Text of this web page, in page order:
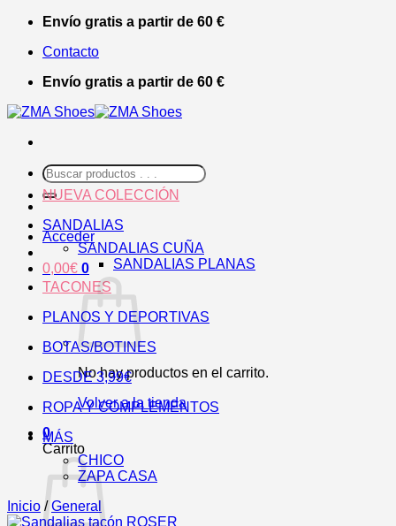
Saltar
contenido
Envío gratis a partir de 60 €
Contacto
Envío gratis a partir de 60 €
Buscar
por:
Acceder
0,00€ 0
No hay productos en el carrito.
Volver a la tienda
0
Carrito
NUEVA COLECCIÓN
SANDALIAS
SANDALIAS CUÑA
SANDALIAS PLANAS
TACONES
PLANOS Y DEPORTIVAS
BOTAS/BOTINES
DESDE 3,99€
ROPA Y COMPLEMENTOS
MÁS
CHICO
ZAPA CASA
Inicio / General